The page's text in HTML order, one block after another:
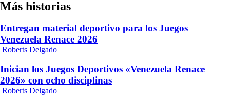
Más historias
Entregan material deportivo para los Juegos
Venezuela Renace 2026
Roberts Delgado
Inician los Juegos Deportivos «Venezuela Renace
2026» con ocho disciplinas
Roberts Delgado